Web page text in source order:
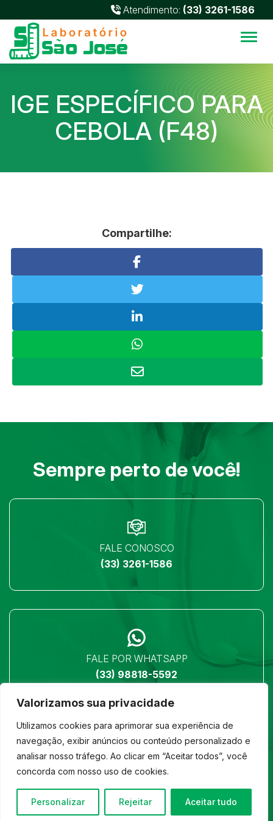
Valorizamos sua privacidade
Utilizamos cookies para aprimorar sua experiência de
navegação, exibir anúncios ou conteúdo personalizado e
analisar nosso tráfego. Ao clicar em “Aceitar todos”, você
concorda com nosso uso de cookies.
Personalizar Rejeitar Aceitar tudo
Atendimento: (33) 3261-1586
IGE ESPECÍFICO PARA
CEBOLA (F48)
Compartilhe:
Sempre perto de você!
FALE CONOSCO
(33) 3261-1586
FALE POR WHATSAPP
(33) 98818-5592
LOCALIZAÇÃO